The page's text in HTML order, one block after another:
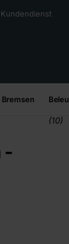
Kundendienst
(10)
-